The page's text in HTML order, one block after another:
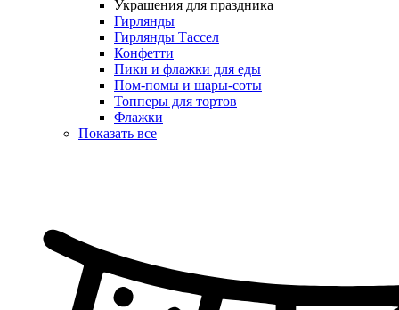
Украшения для праздника
Гирлянды
Гирлянды Тассел
Конфетти
Пики и флажки для еды
Пом-помы и шары-соты
Топперы для тортов
Флажки
Показать все